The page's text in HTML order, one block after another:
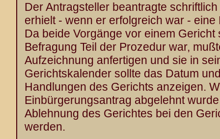
Der Antragsteller beantragte
erhielt - wenn er erfolgreich war -
Da beide Vorgänge vor einem Gericht
Befragung Teil der Prozedur war,
Aufzeichnung anfertigen und sie in
Gerichtskalender sollte das Datum
Handlungen des Gerichts anzeigen.
Einbürgerungsantrag abgelehnt
Ablehnung des Gerichtes bei den
werden.